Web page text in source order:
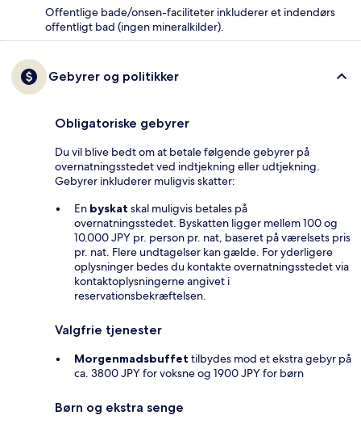
Offentlige bade/onsen-faciliteter inkluderer et indendørs
offentligt bad (ingen mineralkilder).
Gebyrer og politikker
Obligatoriske gebyrer
Du vil blive bedt om at betale følgende gebyrer på
overnatningsstedet ved indtjekning eller udtjekning.
Gebyrer inkluderer muligvis skatter:
En byskat skal muligvis betales på
overnatningsstedet. Byskatten ligger mellem 100 og
10.000 JPY pr. person pr. nat, baseret på værelsets pris
pr. nat. Flere undtagelser kan gælde. For yderligere
oplysninger bedes du kontakte overnatningsstedet via
kontaktoplysningerne angivet i
reservationsbekræftelsen.
Valgfrie tjenester
Morgenmadsbuffet tilbydes mod et ekstra gebyr på
ca. 3800 JPY for voksne og 1900 JPY for børn
Børn og ekstra senge